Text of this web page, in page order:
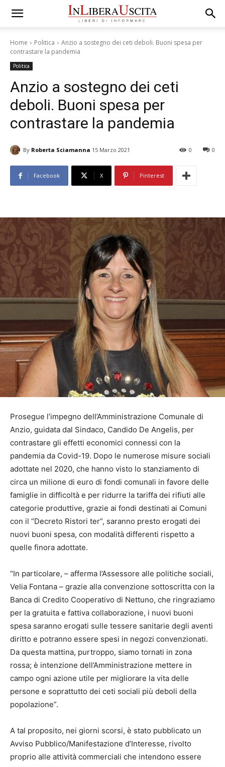
Home Politica
Anzio a sostegno dei ceti deboli. Buoni spesa per
contrastare la pandemia
Politica
Anzio a sostegno dei ceti
deboli. Buoni spesa per
contrastare la pandemia
By Roberta Sciamanna 15 Marzo 2021 0
0
Facebook X Pinterest
Prosegue l’impegno dell’Amministrazione Comunale di
Anzio, guidata dal Sindaco, Candido De Angelis, per
contrastare gli effetti economici connessi con la
pandemia da Covid-19. Dopo le numerose misure sociali
adottate nel 2020, che hanno visto lo stanziamento di
circa un milione di euro di fondi comunali in favore delle
famiglie in difficoltà e per ridurre la tariffa dei rifiuti alle
categorie produttive, grazie ai fondi destinati ai Comuni
con il “Decreto Ristori ter”, saranno presto erogati dei
nuovi buoni spesa, con modalità differenti rispetto a
quelle finora adottate.
“In particolare, – afferma l’Assessore alle politiche sociali,
Velia Fontana – grazie alla convenzione sottoscritta con la
Banca di Credito Cooperativo di Nettuno, che ringraziamo
per la gratuita e fattiva collaborazione, i nuovi buoni
spesa saranno erogati sulle tessere sanitarie degli aventi
diritto e potranno essere spesi in negozi convenzionati.
Da questa mattina, purtroppo, siamo tornati in zona
rossa; è intenzione dell’Amministrazione mettere in
campo ogni azione utile per migliorare la vita delle
persone e soprattutto dei ceti sociali più deboli della
popolazione”.
A tal proposito, nei giorni scorsi, è stato pubblicato un
Avviso Pubblico/Manifestazione d’Interesse, rivolto
proprio alle attività commerciali che intendono essere